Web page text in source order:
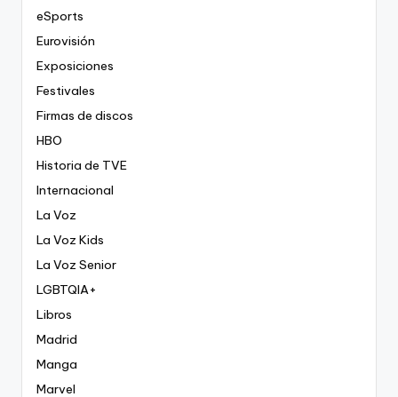
eSports
Eurovisión
Exposiciones
Festivales
Firmas de discos
HBO
Historia de TVE
Internacional
La Voz
La Voz Kids
La Voz Senior
LGBTQIA+
Libros
Madrid
Manga
Marvel